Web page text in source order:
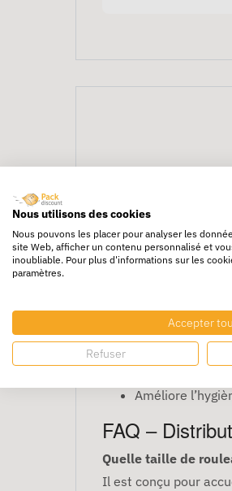
Le distributeur
Robuste et pratique,
Compatible
Réduit les
Améliore
FAQ –
Quelle taille de
Il est conçu pour
Nous utilisons des cookies
Nous pouvons les placer pour analyser les
site Web, afficher un contenu personnalisé et
inoubliable. Pour plus d'informations sur les
paramètres.
Accepter
Refuser